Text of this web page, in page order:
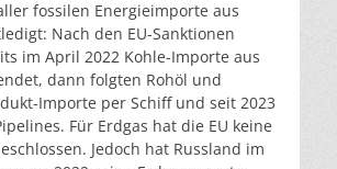
fossilen Energieimporte aus
Nach den EU-Sanktionen
im April 2022 Kohle-Importe aus
dann folgten Rohöl und
Importe per Schiff und seit 2023
Für Erdgas hat die EU keine
Jedoch hat Russland im